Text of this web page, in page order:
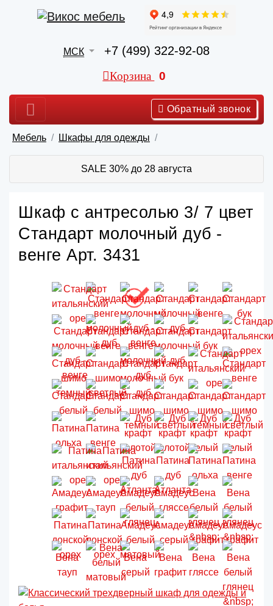
МСК +7 (499) 322-92-08
Корзина 0
Обратный звонок
Мебель Шкафы для одежды
SALE 30% до 28 августа
Шкаф с антресолью 3/ 7 цвет
Стандарт молочный дуб -
венге Арт. 3431